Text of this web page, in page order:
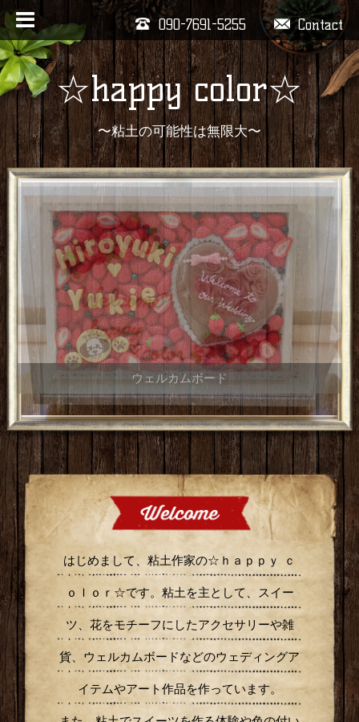
Contact
090-7691-5255
☆happy color☆
〜粘土の可能性は無限大〜
はじめまして、粘土作家の☆ｈａｐｐｙ ｃ
ｏｌｏｒ☆です。粘土を主として、スイー
ツ、花をモチーフにしたアクセサリーや雑
貨、ウェルカムボードなどのウェディングア
イテムやアート作品を作っています。